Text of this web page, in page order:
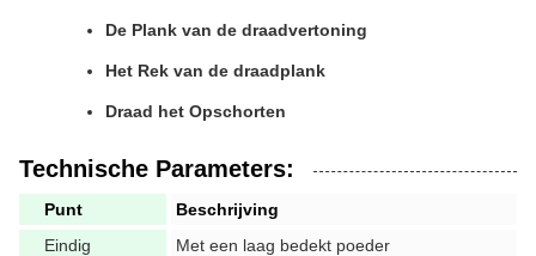
De Plank van de draadvertoning
Het Rek van de draadplank
Draad het Opschorten
Technische Parameters:
Punt
Beschrijving
Eindig
Met een laag bedekt poeder